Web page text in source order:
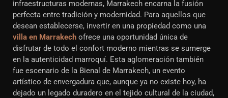
infraestructuras modernas, Marrakech encarna la fusión
perfecta entre tradición y modernidad. Para aquellos que
desean establecerse, invertir en una propiedad como una
villa en Marrakech ofrece una oportunidad única de
disfrutar de todo el confort moderno mientras se sumerge
en la autenticidad marroquí. Esta aglomeración también
fue escenario de la Bienal de Marrakech, un evento
artístico de envergadura que, aunque ya no existe hoy, ha
dejado un legado duradero en el tejido cultural de la ciudad,